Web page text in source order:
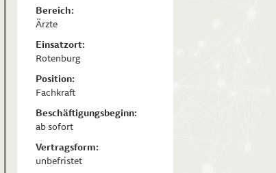
Bereich:
Ärzte
Einsatzort:
Rotenburg
Position:
Fachkraft
Beschäftigungsbeginn:
ab sofort
Vertragsform:
unbefristet